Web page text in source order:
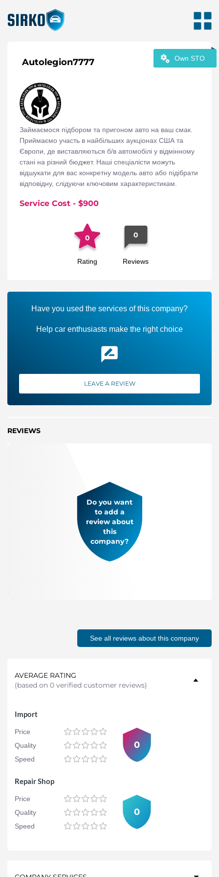
Own STO
Autolegion7777
Займаємося підбором та пригоном авто на ваш смак.
Приймаємо участь в найбільших аукціонах США та
Європи, де виставляються б/в автомобілі у відмінному
стані на різний бюджет. Наші спеціалісти можуть
відшукати для вас конкретну модель авто або підібрати
відповідну, слідуючи ключовим характеристикам.
Service Cost - $900
0
Rating
0
Reviews
Have you used the services of this company?
Help car enthusiasts make the right choice
LEAVE A REVIEW
REVIEWS
Do you want
to add a
review about
this
company?
See all reviews about this company
AVERAGE RATING
(based on 0 verified customer reviews)
Import
Price
Quality
Speed
0
Repair Shop
Price
Quality
Speed
0